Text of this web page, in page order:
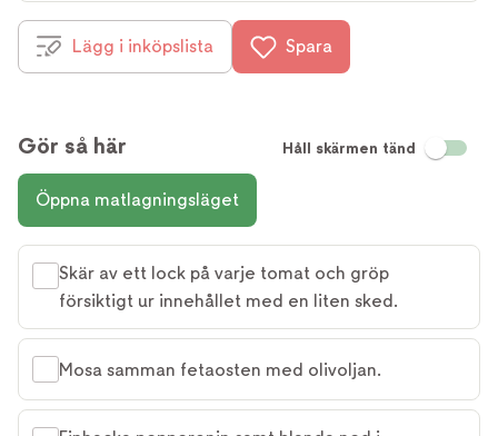
Lägg i inköpslista Spara
Gör så här Håll skärmen tänd
Öppna matlagningsläget
Skär av ett lock på varje tomat och gröp
försiktigt ur innehållet med en liten sked.
Mosa samman fetaosten med olivoljan.